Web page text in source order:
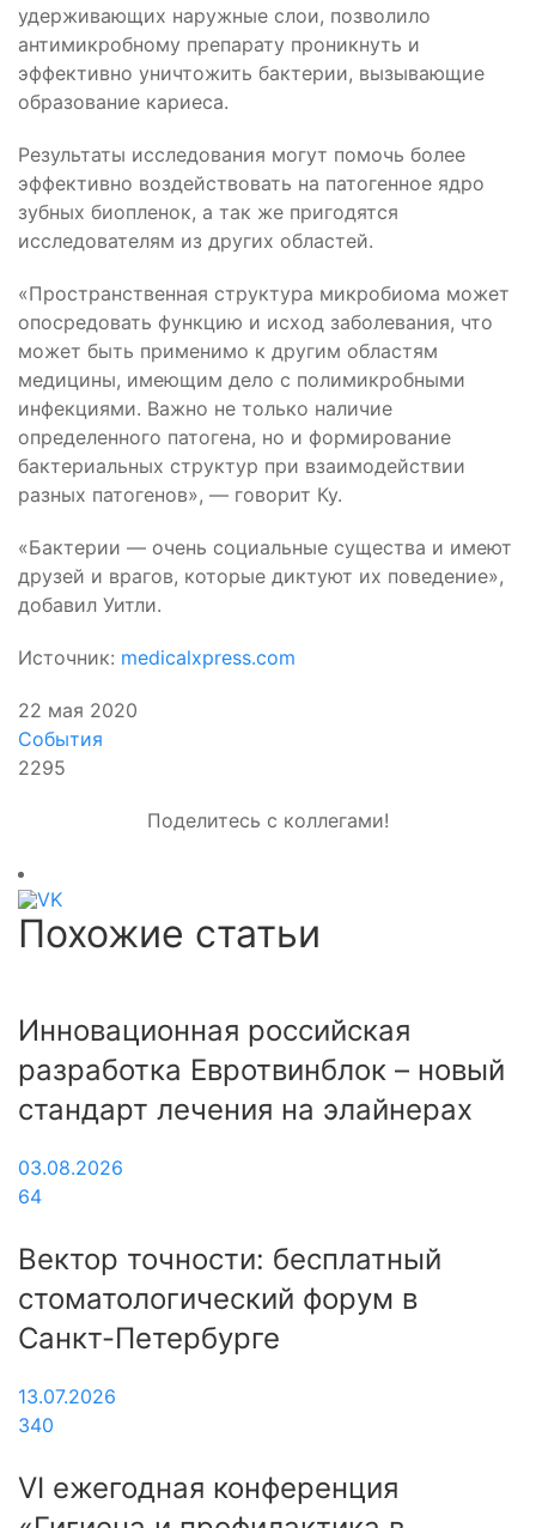
удерживающих наружные слои, позволило
антимикробному препарату проникнуть и
эффективно уничтожить бактерии, вызывающие
образование кариеса.
Результаты исследования могут помочь более
эффективно воздействовать на патогенное ядро ​​
зубных биопленок, а так же пригодятся
исследователям из других областей.
«Пространственная структура микробиома может
опосредовать функцию и исход заболевания, что
может быть применимо к другим областям
медицины, имеющим дело с полимикробными
инфекциями. Важно не только наличие
определенного патогена, но и формирование
бактериальных структур при взаимодействии
разных патогенов», — говорит Ку.
«Бактерии — очень социальные существа и имеют
друзей и врагов, которые диктуют их поведение»,
добавил Уитли.
Источник: medicalxpress.com
22 мая 2020
События
2295
Поделитесь с коллегами!
Похожие статьи
Инновационная российская
разработка Евротвинблок – новый
стандарт лечения на элайнерах
03.08.2026
64
Вектор точности: бесплатный
стоматологический форум в
Санкт-Петербурге
13.07.2026
340
VI ежегодная конференция